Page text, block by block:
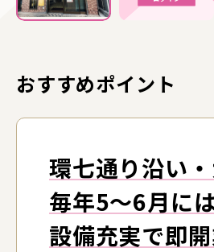
おすすめポイント
環七通り沿い
毎年5～6月に
設備充実で即